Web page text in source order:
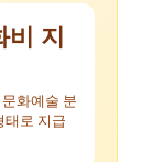
지
문화예술 분
태로 지급